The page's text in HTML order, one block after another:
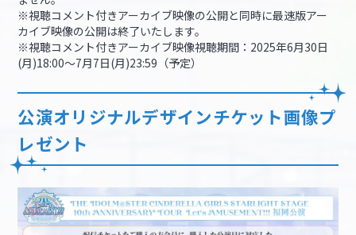
※視聴コメント付きアーカイブ映像の公開と同時に最速版アー
カイブ映像の公開は終了いたします。
※視聴コメント付きアーカイブ映像視聴期間：2025年6月30日
(月)18:00～7月7日(月)23:59（予定）
公演オリジナルデザインチケット画像プ
レゼント